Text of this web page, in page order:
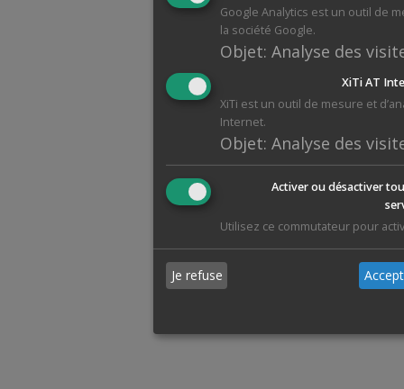
Google Analytics est un outil de
la société Google.
Objet: Analyse des
XiTi AT
XiTi est un outil de mesure et
Internet.
Objet: Analyse des
Activer ou désactiver
Utilisez ce commutateur pour
Je refuse